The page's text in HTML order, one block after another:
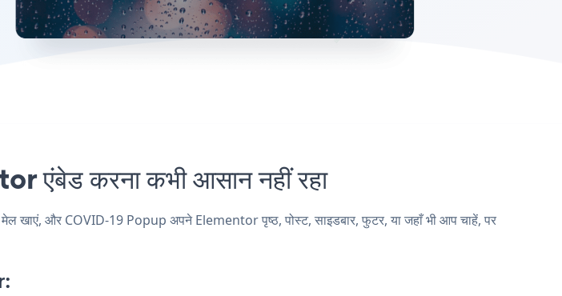
करना कभी आसान नहीं रहा
खाएं, और COVID-19 Popup अपने Elementor पृष्ठ, पोस्ट, साइडबार, फुटर, या जहाँ भी आप चाहें, पर